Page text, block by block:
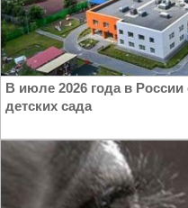
В июле 2026 года в
детских сада